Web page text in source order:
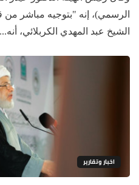
الرسمي)، إنه "بتوجيه مباشر من
الشيخ عبد المهدي الكربلائي، أنه...
اخبار وتقارير